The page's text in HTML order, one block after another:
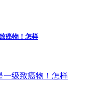
癌物！怎样
一级致癌物！怎样